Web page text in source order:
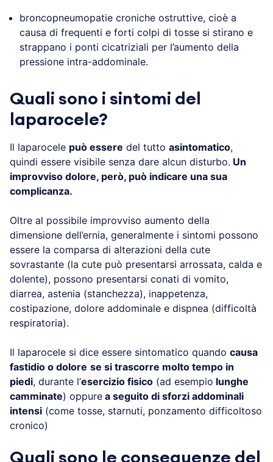
broncopneumopatie croniche ostruttive, cioè a
causa di frequenti e forti colpi di tosse si stirano e
strappano i ponti cicatriziali per l’aumento della
pressione intra-addominale.
Quali sono i sintomi del
laparocele?
Il laparocele può essere del tutto asintomatico,
quindi essere visibile senza dare alcun disturbo. Un
improvviso dolore, però, può indicare una sua
complicanza.
Oltre al possibile improvviso aumento della
dimensione dell’ernia, generalmente i sintomi possono
essere la comparsa di alterazioni della cute
sovrastante (la cute può presentarsi arrossata, calda e
dolente), possono presentarsi conati di vomito,
diarrea, astenia (stanchezza), inappetenza,
costipazione, dolore addominale e dispnea (difficoltà
respiratoria).
Il laparocele si dice essere sintomatico quando causa
fastidio o dolore se si trascorre molto tempo in
piedi, durante l’esercizio fisico (ad esempio lunghe
camminate) oppure a seguito di sforzi addominali
intensi (come tosse, starnuti, ponzamento difficoltoso
cronico)
Quali sono le conseguenze del